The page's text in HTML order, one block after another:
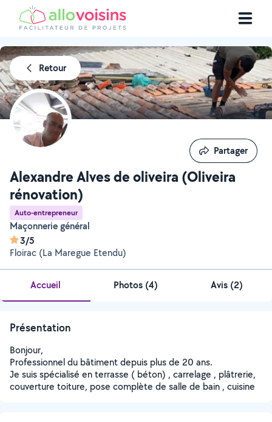
Retour
Alexandre Alves de oliveira (Oliveira
rénovation)
Auto-entrepreneur
Maçonnerie général
3/5
Floirac (La Maregue Etendu)
Partager
Partager
Accueil Photos (4) Avis (2)
Présentation
Bonjour,
Professionnel du bâtiment depuis plus de 20 ans.
Je suis spécialisé en terrasse ( béton) , carrelage , plâtrerie,
couverture toiture, pose complète de salle de bain , cuisine